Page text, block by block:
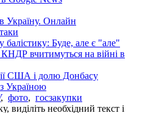
Україну. Онлайн
балістику: Буде, але є "але"
КНДР вчитимуться на війні в
США і долю Донбасу
Україною
, фото, госзакупки
необхідний текст і